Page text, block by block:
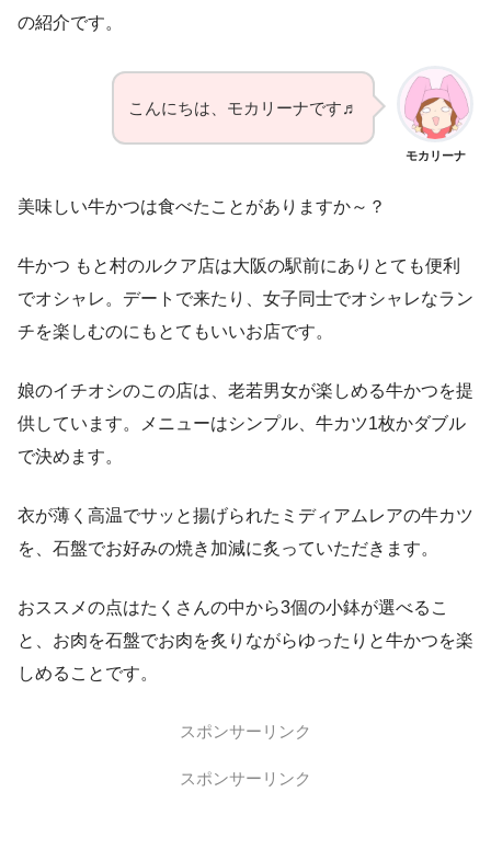
の紹介です。
モカリーナ
こんにちは、モカリーナです♬
美味しい牛かつは食べたことがありますか～？
牛かつ もと村のルクア店は大阪の駅前にありとても便利
でオシャレ。デートで来たり、女子同士でオシャレなラン
チを楽しむのにもとてもいいお店です。
娘のイチオシのこの店は、老若男女が楽しめる牛かつを提
供しています。メニューはシンプル、牛カツ1枚かダブル
で決めます。
衣が薄く高温でサッと揚げられたミディアムレアの牛カツ
を、石盤でお好みの焼き加減に炙っていただきます。
おススメの点はたくさんの中から3個の小鉢が選べるこ
と、お肉を石盤でお肉を炙りながらゆったりと牛かつを楽
しめることです。
スポンサーリンク
スポンサーリンク